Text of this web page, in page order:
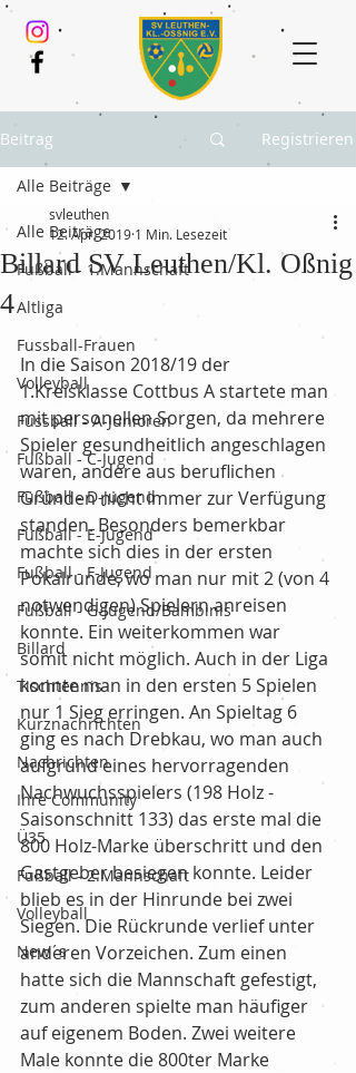
Beitrag Registrieren
Alle Beiträge
Fußball - 1.Mannschaft
Altliga
Fussball-Frauen
Volleyball
Fussball - A-Junioren
Fußball - C-Jugend
Fußball - D-Jugend
Fußball - E-Jugend
Fußball - F-Jugend
Fußball - G-Jugend/Bambinis
Billard
Tischtennis
Kurznachrichten
Nachrichten
Ihre Community
Ü35
Fußball - 2.Mannschaft
Volleyball
New´s
Alle Beiträge
Billard SV Leuthen/Kl. Oßnig
4
svleuthen
12. Apr. 2019 1 Min. Lesezeit
In die Saison 2018/19 der
1.Kreisklasse Cottbus A startete man
mit personellen Sorgen, da mehrere
Spieler gesundheitlich angeschlagen
waren, andere aus beruflichen
Gründen nicht immer zur Verfügung
standen. Besonders bemerkbar
machte sich dies in der ersten
Pokalrunde, wo man nur mit 2 (von 4
notwendigen) Spielern anreisen
konnte. Ein weiterkommen war
somit nicht möglich. Auch in der Liga
konnte man in den ersten 5 Spielen
nur 1 Sieg erringen. An Spieltag 6
ging es nach Drebkau, wo man auch
aufgrund eines hervorragenden
Nachwuchsspielers (198 Holz -
Saisonschnitt 133) das erste mal die
800 Holz-Marke überschritt und den
Gastgeber besiegen konnte. Leider
blieb es in der Hinrunde bei zwei
Siegen. Die Rückrunde verlief unter
anderen Vorzeichen. Zum einen
hatte sich die Mannschaft gefestigt,
zum anderen spielte man häufiger
auf eigenem Boden. Zwei weitere
Male konnte die 800ter Marke